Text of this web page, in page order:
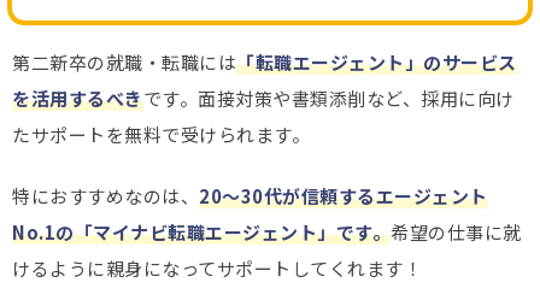
第二新卒の就職・転職には「転職エージェント」のサービス
を活用するべきです。面接対策や書類添削など、採用に向け
たサポートを無料で受けられます。
特におすすめなのは、 20～30代が信頼するエージェント
No.1の「マイナビ転職エージェント」です。希望の仕事に就
けるように親身になってサポートしてくれます！